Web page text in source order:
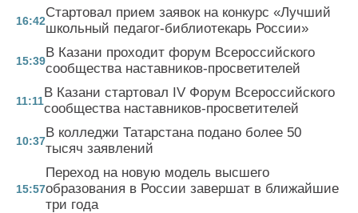
16:42
Стартовал прием заявок на конкурс «Лучший
школьный педагог-библиотекарь России»
15:39
В Казани проходит форум Всероссийского
сообщества наставников-просветителей
11:11
В Казани стартовал IV Форум Всероссийского
сообщества наставников-просветителей
10:37
В колледжи Татарстана подано более 50
тысяч заявлений
15:57
Переход на новую модель высшего
образования в России завершат в ближайшие
три года